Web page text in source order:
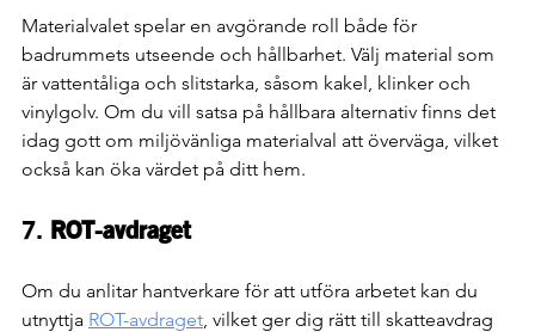
Materialvalet spelar en avgörande roll både för
badrummets utseende och hållbarhet. Välj material som
är vattentåliga och slitstarka, såsom kakel, klinker och
vinylgolv. Om du vill satsa på hållbara alternativ finns det
idag gott om miljövänliga materialval att överväga, vilket
också kan öka värdet på ditt hem.
7. ROT-avdraget
Om du anlitar hantverkare för att utföra arbetet kan du
utnyttja ROT-avdraget, vilket ger dig rätt till skatteavdrag